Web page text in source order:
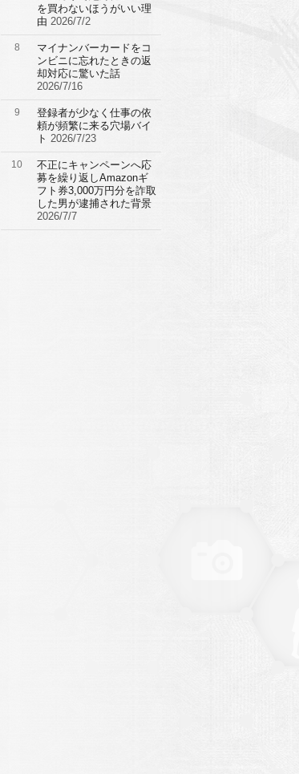
を買わないほうがいい理
由 2026/7/2
8
マイナンバーカードをコ
ンビニに忘れたときの返
却対応に驚いた話
2026/7/16
9
登録者が少なく仕事の依
頼が頻繁に来る穴場バイ
ト 2026/7/23
10
不正にキャンペーンへ応
募を繰り返しAmazonギ
フト券3,000万円分を詐取
した男が逮捕された背景
2026/7/7